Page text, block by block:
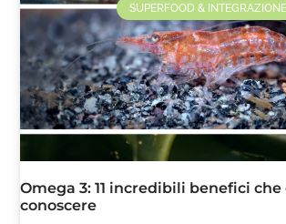
SUPERFOOD &
Omega 3: 11 incredibili benefici che
conoscere